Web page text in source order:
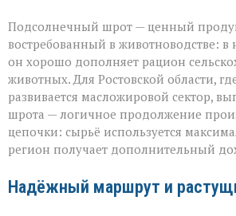
Подсолнечный шрот — ценный
востребованный в животноводстве: в
он хорошо дополняет рацион
животных. Для Ростовской области,
развивается масложировой сектор,
шрота — логичное продолжение
цепочки: сырьё используется
регион получает дополнительный
Надёжный маршрут и